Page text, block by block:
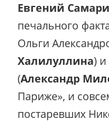
Евгений
печального
Ольги
Халилуллина)
(Александр
Париже», и
постаревших